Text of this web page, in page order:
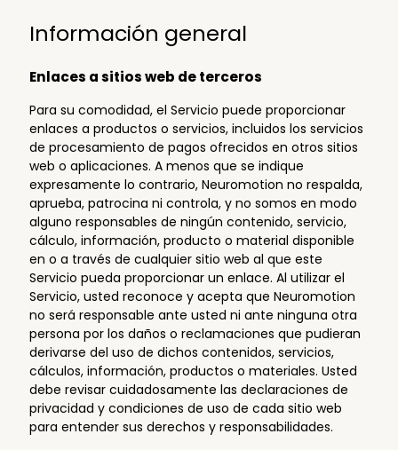
Información general
Enlaces a sitios web de terceros
Para su comodidad, el Servicio puede proporcionar
enlaces a productos o servicios, incluidos los servicios
de procesamiento de pagos ofrecidos en otros sitios
web o aplicaciones. A menos que se indique
expresamente lo contrario, Neuromotion no respalda,
aprueba, patrocina ni controla, y no somos en modo
alguno responsables de ningún contenido, servicio,
cálculo, información, producto o material disponible
en o a través de cualquier sitio web al que este
Servicio pueda proporcionar un enlace. Al utilizar el
Servicio, usted reconoce y acepta que Neuromotion
no será responsable ante usted ni ante ninguna otra
persona por los daños o reclamaciones que pudieran
derivarse del uso de dichos contenidos, servicios,
cálculos, información, productos o materiales. Usted
debe revisar cuidadosamente las declaraciones de
privacidad y condiciones de uso de cada sitio web
para entender sus derechos y responsabilidades.